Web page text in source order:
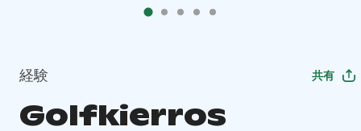
経験 共有
Golfkierros